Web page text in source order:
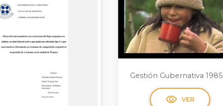
Gestión Gubernativa 1985
visibility VER